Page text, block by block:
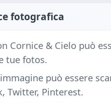
fotografica
Cornice & Cielo può
tue fotos.
può essere
Twitter, Pinterest.